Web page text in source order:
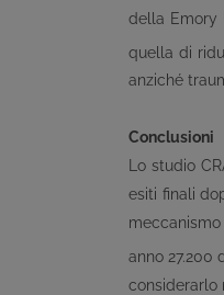
della Emory
quella di
anziché
Conclusioni
Lo studio
esiti finali
anno 27.200
considerarlo